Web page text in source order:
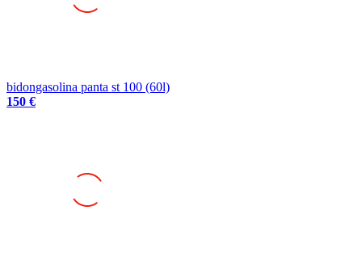
bidongasolina panta st 100 (60l)
150 €